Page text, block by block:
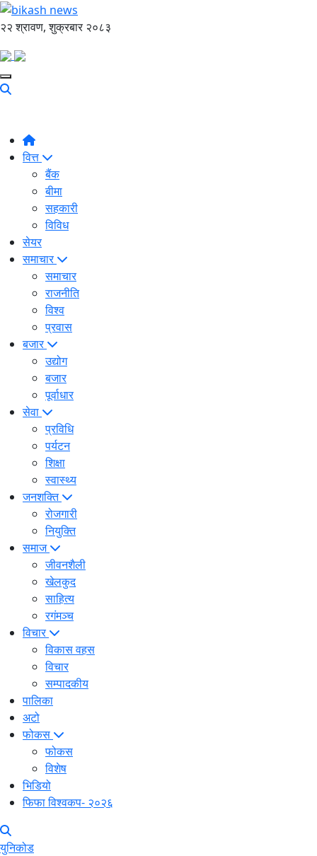
२२ श्रावण, शुक्रबार २०८३
वित्त
बैंक
बीमा
सहकारी
विविध
सेयर
समाचार
समाचार
राजनीति
विश्व
प्रवास
बजार
उद्योग
बजार
पूर्वाधार
सेवा
प्रविधि
पर्यटन
शिक्षा
स्वास्थ्य
जनशक्ति
रोजगारी
नियुक्ति
समाज
जीवनशैली
खेलकुद
साहित्य
रगंमञ्च
विचार
विकास वहस
विचार
सम्पादकीय
पालिका
अटो
फोकस
फोकस
विशेष
भिडियो
फिफा विश्वकप- २०२६
युनिकोड